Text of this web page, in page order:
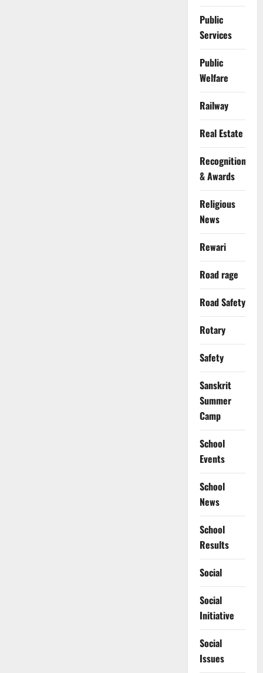
Public
Services
Public
Welfare
Railway
Real Estate
Recognition
& Awards
Religious
News
Rewari
Road rage
Road Safety
Rotary
Safety
Sanskrit
Summer
Camp
School
Events
School
News
School
Results
Social
Social
Initiative
Social
Issues